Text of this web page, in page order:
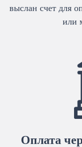
выслан счет для
или
Оплата